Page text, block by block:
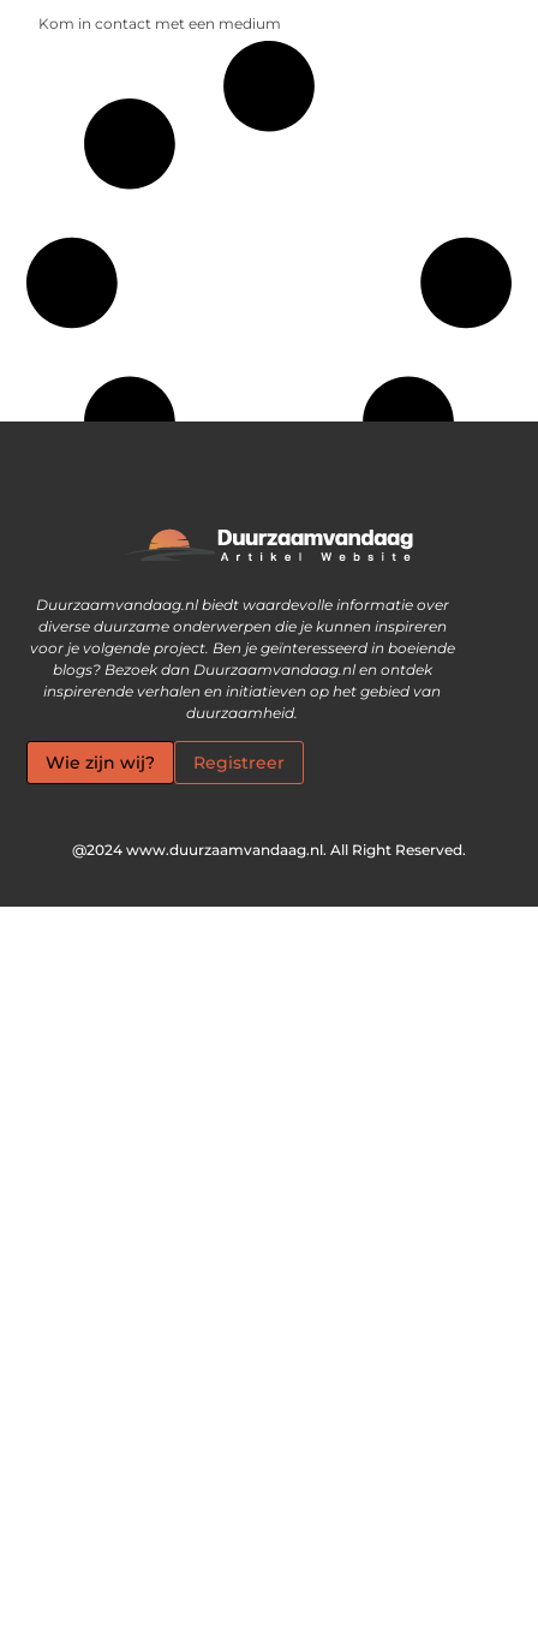
Kom in contact met een medium
Duurzaamvandaag.nl biedt waardevolle informatie over
diverse duurzame onderwerpen die je kunnen inspireren
voor je volgende project. Ben je geïnteresseerd in boeiende
blogs? Bezoek dan Duurzaamvandaag.nl en ontdek
inspirerende verhalen en initiatieven op het gebied van
duurzaamheid.
Wie zijn wij? Registreer
@2024 www.duurzaamvandaag.nl. All Right Reserved.